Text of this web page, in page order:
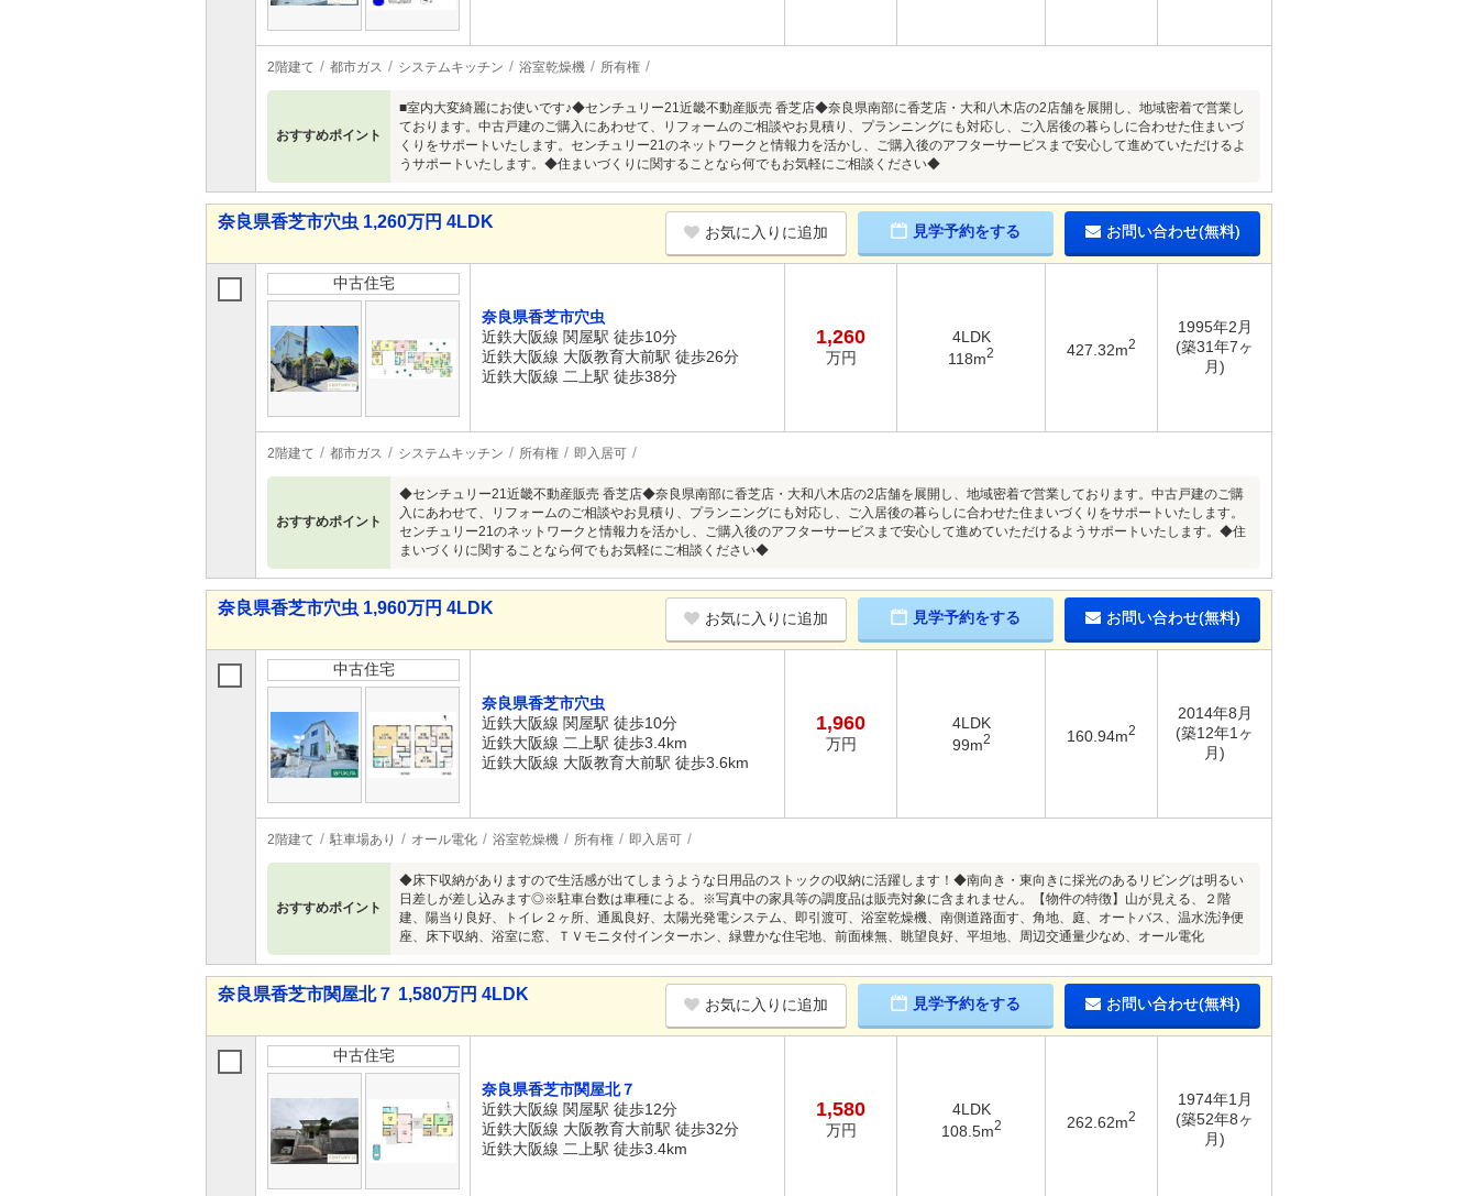
2階建て 都市ガス システムキッチン 浴室乾燥機 所有権
おすすめポイント
■室内大変綺麗にお使いです♪◆センチュリー21近畿不動産販売 香芝店◆奈良県南部に香芝店・大和八木店の2店舗を展開し、地域密着で営業し
ております。中古戸建のご購入にあわせて、リフォームのご相談やお見積り、プランニングにも対応し、ご入居後の暮らしに合わせた住まいづ
くりをサポートいたします。センチュリー21のネットワークと情報力を活かし、ご購入後のアフターサービスまで安心して進めていただけるよ
うサポートいたします。◆住まいづくりに関することなら何でもお気軽にご相談ください◆
奈良県香芝市穴虫 1,260万円 4LDK
お気に入りに追加 見学予約をする お問い合わせ(無料)
中古住宅
奈良県香芝市穴虫
近鉄大阪線 関屋駅 徒歩10分
近鉄大阪線 大阪教育大前駅 徒歩26分
近鉄大阪線 二上駅 徒歩38分
1,260
万円
4LDK
118m2 427.32m2
1995年2月
(築31年7ヶ
月)
2階建て 都市ガス システムキッチン 所有権 即入居可
おすすめポイント
◆センチュリー21近畿不動産販売 香芝店◆奈良県南部に香芝店・大和八木店の2店舗を展開し、地域密着で営業しております。中古戸建のご購
入にあわせて、リフォームのご相談やお見積り、プランニングにも対応し、ご入居後の暮らしに合わせた住まいづくりをサポートいたします。
センチュリー21のネットワークと情報力を活かし、ご購入後のアフターサービスまで安心して進めていただけるようサポートいたします。◆住
まいづくりに関することなら何でもお気軽にご相談ください◆
奈良県香芝市穴虫 1,960万円 4LDK
お気に入りに追加 見学予約をする お問い合わせ(無料)
中古住宅
奈良県香芝市穴虫
近鉄大阪線 関屋駅 徒歩10分
近鉄大阪線 二上駅 徒歩3.4km
近鉄大阪線 大阪教育大前駅 徒歩3.6km
1,960
万円
4LDK
99m2 160.94m2
2014年8月
(築12年1ヶ
月)
2階建て 駐車場あり オール電化 浴室乾燥機 所有権 即入居可
おすすめポイント
◆床下収納がありますので生活感が出てしまうような日用品のストックの収納に活躍します！◆南向き・東向きに採光のあるリビングは明るい
日差しが差し込みます◎※駐車台数は車種による。※写真中の家具等の調度品は販売対象に含まれません。【物件の特徴】山が見える、２階
建、陽当り良好、トイレ２ヶ所、通風良好、太陽光発電システム、即引渡可、浴室乾燥機、南側道路面す、角地、庭、オートバス、温水洗浄便
座、床下収納、浴室に窓、ＴＶモニタ付インターホン、緑豊かな住宅地、前面棟無、眺望良好、平坦地、周辺交通量少なめ、オール電化
奈良県香芝市関屋北７ 1,580万円 4LDK
お気に入りに追加 見学予約をする お問い合わせ(無料)
中古住宅
奈良県香芝市関屋北７
近鉄大阪線 関屋駅 徒歩12分
近鉄大阪線 大阪教育大前駅 徒歩32分
近鉄大阪線 二上駅 徒歩3.4km
1,580
万円
4LDK
108.5m2 262.62m2
1974年1月
(築52年8ヶ
月)